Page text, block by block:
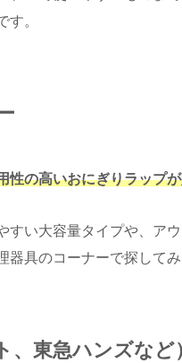
す。
性の高いおにぎりラップ
すい大容量タイプや、ア
器具のコーナーで探してみ
、東急ハンズなど